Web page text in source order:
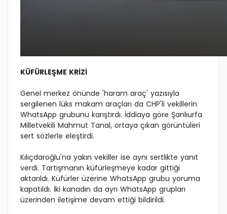
KÜFÜRLEŞME KRİZİ
Genel merkez önünde 'haram araç' yazısıyla
sergilenen lüks makam araçları da CHP'li vekillerin
WhatsApp grubunu karıştırdı. İddiaya göre Şanlıurfa
Milletvekili Mahmut Tanal, ortaya çıkan görüntüleri
sert sözlerle eleştirdi.
Kılıçdaroğlu'na yakın vekiller ise aynı sertlikte yanıt
verdi. Tartışmanın küfürleşmeye kadar gittiği
aktarıldı. Küfürler üzerine WhatsApp grubu yoruma
kapatıldı. İki kanadın da ayrı WhatsApp grupları
üzerinden iletişime devam ettiği bildirildi.